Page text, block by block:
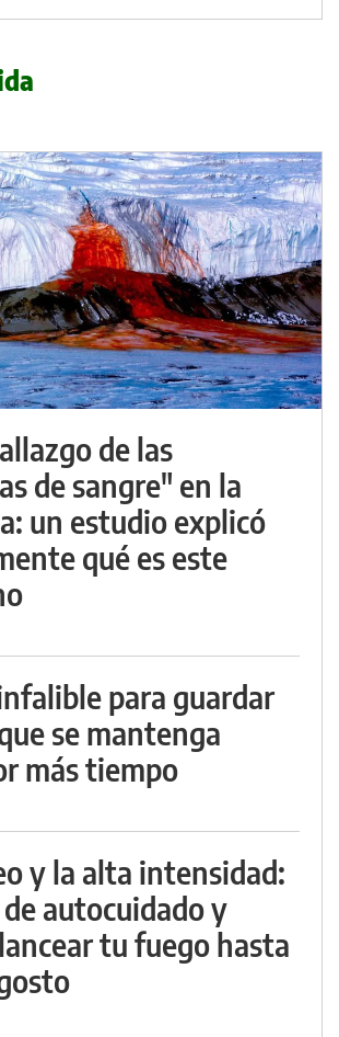
de las
de sangre" en la
un estudio explicó
qué es este
para guardar
se mantenga
más tiempo
y la alta intensidad:
autocuidado y
tu fuego hasta